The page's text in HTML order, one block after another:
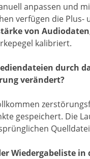
anpassen und
verfügen die
von Audiodaten
kalibriert.
durch
verändert?
gespeichert. Die
Wiedergabeliste